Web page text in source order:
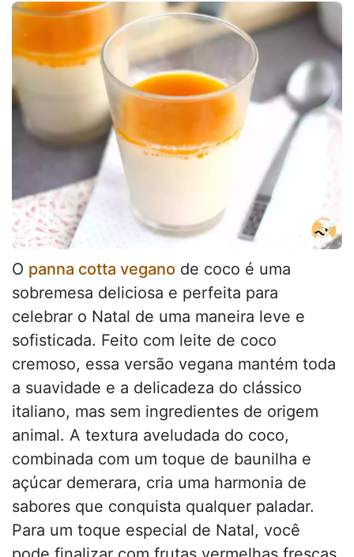
O panna cotta vegano de coco é uma
sobremesa deliciosa e perfeita para
celebrar o Natal de uma maneira leve e
sofisticada. Feito com leite de coco
cremoso, essa versão vegana mantém toda
a suavidade e a delicadeza do clássico
italiano, mas sem ingredientes de origem
animal. A textura aveludada do coco,
combinada com um toque de baunilha e
açúcar demerara, cria uma harmonia de
sabores que conquista qualquer paladar.
Para um toque especial de Natal, você